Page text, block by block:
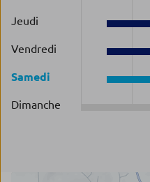
Jeudi
Vendredi
Samedi
Dimanche